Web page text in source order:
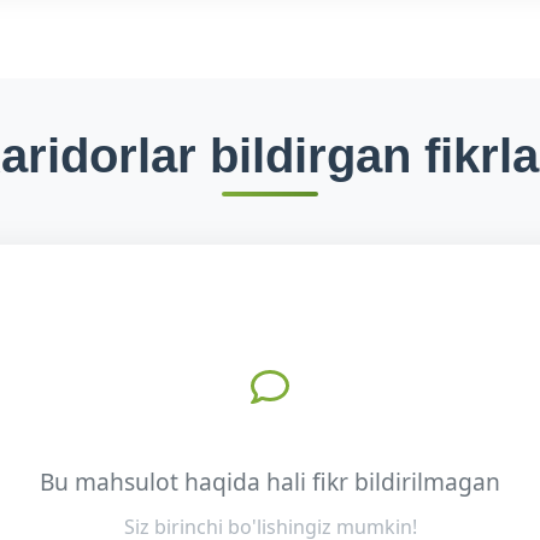
bildirgan
Bu mahsulot haqida hali fikr bildirilmagan
Siz birinchi bo'lishingiz mumkin!